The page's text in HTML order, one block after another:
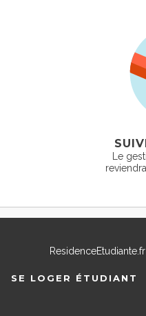
Le
ResidenceEtudiante.fr
SE LOGER ÉTUDIANT